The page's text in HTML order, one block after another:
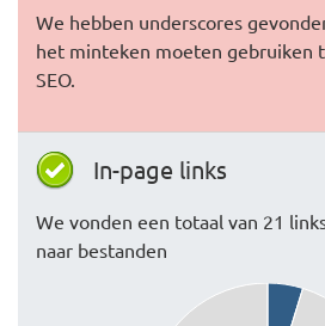
We hebben underscores
het minteken moeten gebruiken
SEO.
In-page links
We vonden een totaal van 21
naar bestanden